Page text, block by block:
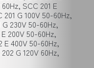
SCC 201 E
G 100V 50-60Hz,
G 230V 50-60Hz,
200V 50-60Hz,
E 400V 50-60Hz,
G 120V 60Hz,